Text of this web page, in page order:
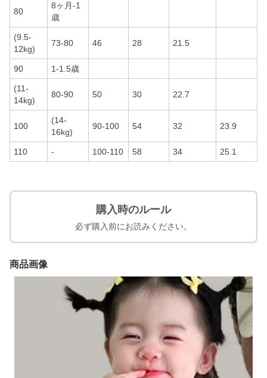
80
8ヶ月-1
歳
(9.5-
12kg)
73-80 46 28 21.5
90 1-1.5歳
(11-
14kg)
80-90 50 30 22.7
100
(14-
16kg)
90-100 54 32 23.9
110 - 100-110 58 34 25.1
購入時のルール
必ず購入前にお読みください。
商品画像